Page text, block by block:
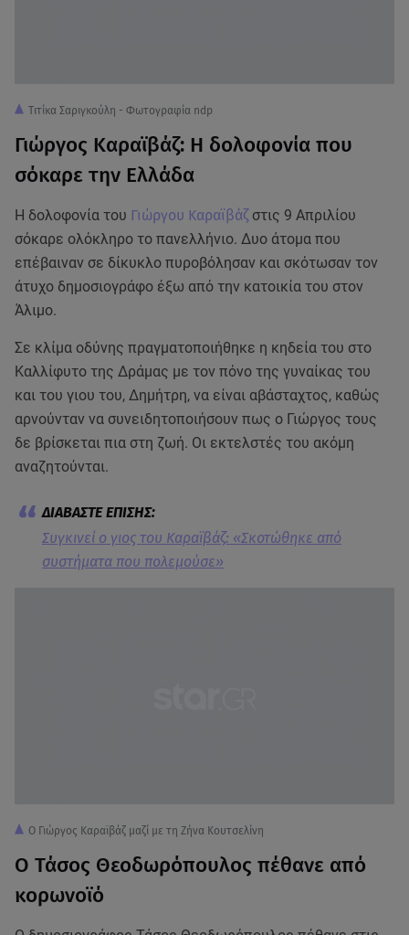
Τιτίκα Σαριγκούλη - Φωτογραφία ndp
Γιώργος Καραϊβάζ: Η δολοφονία που
σόκαρε την Ελλάδα
Η δολοφονία του Γιώργου Καραϊβάζστις 9 Απριλίου
σόκαρε ολόκληρο το πανελλήνιο. Δυο άτομα που
επέβαιναν σε δίκυκλο πυροβόλησαν και σκότωσαν τον
άτυχο δημοσιογράφο έξω από την κατοικία του στον
Άλιμο.
Σε κλίμα οδύνης πραγματοποιήθηκε η κηδεία του στο
Καλλίφυτο της Δράμας με τον πόνο της γυναίκας του
και του γιου του, Δημήτρη, να είναι αβάσταχτος, καθώς
αρνούνταν να συνειδητοποιήσουν πως ο Γιώργος τους
δε βρίσκεται πια στη ζωή. Οι εκτελστές του ακόμη
αναζητούνται.
Συγκινεί ο γιος του Καραϊβάζ: «Σκοτώθηκε από
συστήματα που πολεμούσε»
Ο Γιώργος Καραϊβάζ μαζί με τη Ζήνα Κουτσελίνη
Ο Τάσος Θεοδωρόπουλος πέθανε από
κορωνοϊό